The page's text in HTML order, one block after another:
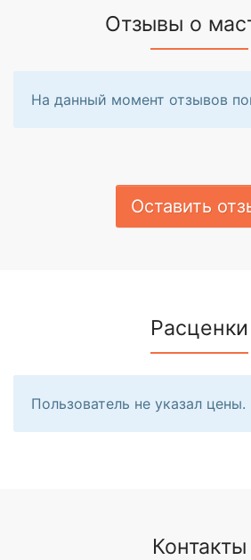
Отзывы о
На данный момент отзывов
Оставить
Расценки
Пользователь не указал цены.
Контакты